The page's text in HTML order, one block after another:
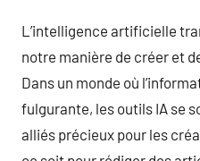
L’intelligence artificielle
notre manière de créer et
Dans un monde où
fulgurante, les outils IA se
alliés précieux pour les